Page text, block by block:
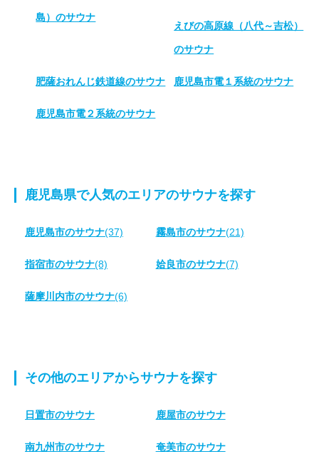
島）のサウナ
えびの高原線（八代～吉松）
のサウナ
肥薩おれんじ鉄道線のサウナ 鹿児島市電１系統のサウナ
鹿児島市電２系統のサウナ
鹿児島県で人気のエリアのサウナを探す
鹿児島市のサウナ(37) 霧島市のサウナ(21)
指宿市のサウナ(8) 姶良市のサウナ(7)
薩摩川内市のサウナ(6)
その他のエリアからサウナを探す
日置市のサウナ 鹿屋市のサウナ
南九州市のサウナ 奄美市のサウナ